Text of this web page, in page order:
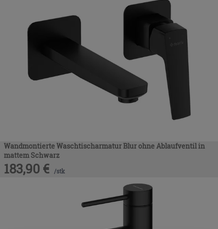
Wandmontierte Waschtischarmatur Blur ohne Ablaufventil in
mattem Schwarz
183,90 € /stk